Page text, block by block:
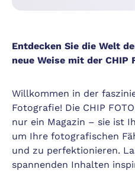
Entdecken Sie die Welt
neue Weise mit der CHIP
Willkommen in der
Fotografie! Die CHIP
nur ein Magazin – sie ist
um Ihre fotografischen
und zu perfektionieren.
spannenden Inhalten